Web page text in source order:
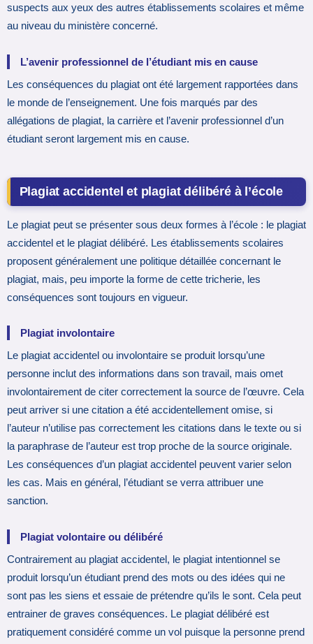
suspects aux yeux des autres établissements scolaires et même
au niveau du ministère concerné.
L’avenir professionnel de l’étudiant mis en cause
Les conséquences du plagiat ont été largement rapportées dans
le monde de l’enseignement. Une fois marqués par des
allégations de plagiat, la carrière et l’avenir professionnel d’un
étudiant seront largement mis en cause.
Plagiat accidentel et plagiat délibéré à l’école
Le plagiat peut se présenter sous deux formes à l’école : le plagiat
accidentel et le plagiat délibéré. Les établissements scolaires
proposent généralement une politique détaillée concernant le
plagiat, mais, peu importe la forme de cette tricherie, les
conséquences sont toujours en vigueur.
Plagiat involontaire
Le plagiat accidentel ou involontaire se produit lorsqu’une
personne inclut des informations dans son travail, mais omet
involontairement de citer correctement la source de l’œuvre. Cela
peut arriver si une citation a été accidentellement omise, si
l’auteur n’utilise pas correctement les citations dans le texte ou si
la paraphrase de l’auteur est trop proche de la source originale.
Les conséquences d’un plagiat accidentel peuvent varier selon
les cas. Mais en général, l’étudiant se verra attribuer une
sanction.
Plagiat volontaire ou délibéré
Contrairement au plagiat accidentel, le plagiat intentionnel se
produit lorsqu’un étudiant prend des mots ou des idées qui ne
sont pas les siens et essaie de prétendre qu’ils le sont. Cela peut
entrainer de graves conséquences. Le plagiat délibéré est
pratiquement considéré comme un vol puisque la personne prend